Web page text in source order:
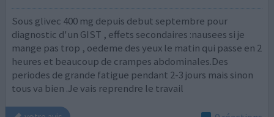
Sous glivec 400 mg depuis debut septembre pour
diagnostic d'un GIST , effets secondaires :nausees si je
mange pas trop , oedeme des yeux le matin qui passe en 2
heures et beaucoup de crampes abdominales.Des
periodes de grande fatigue pendant 2-3 jours mais sinon
tous va bien .Je vais reprendre le travail